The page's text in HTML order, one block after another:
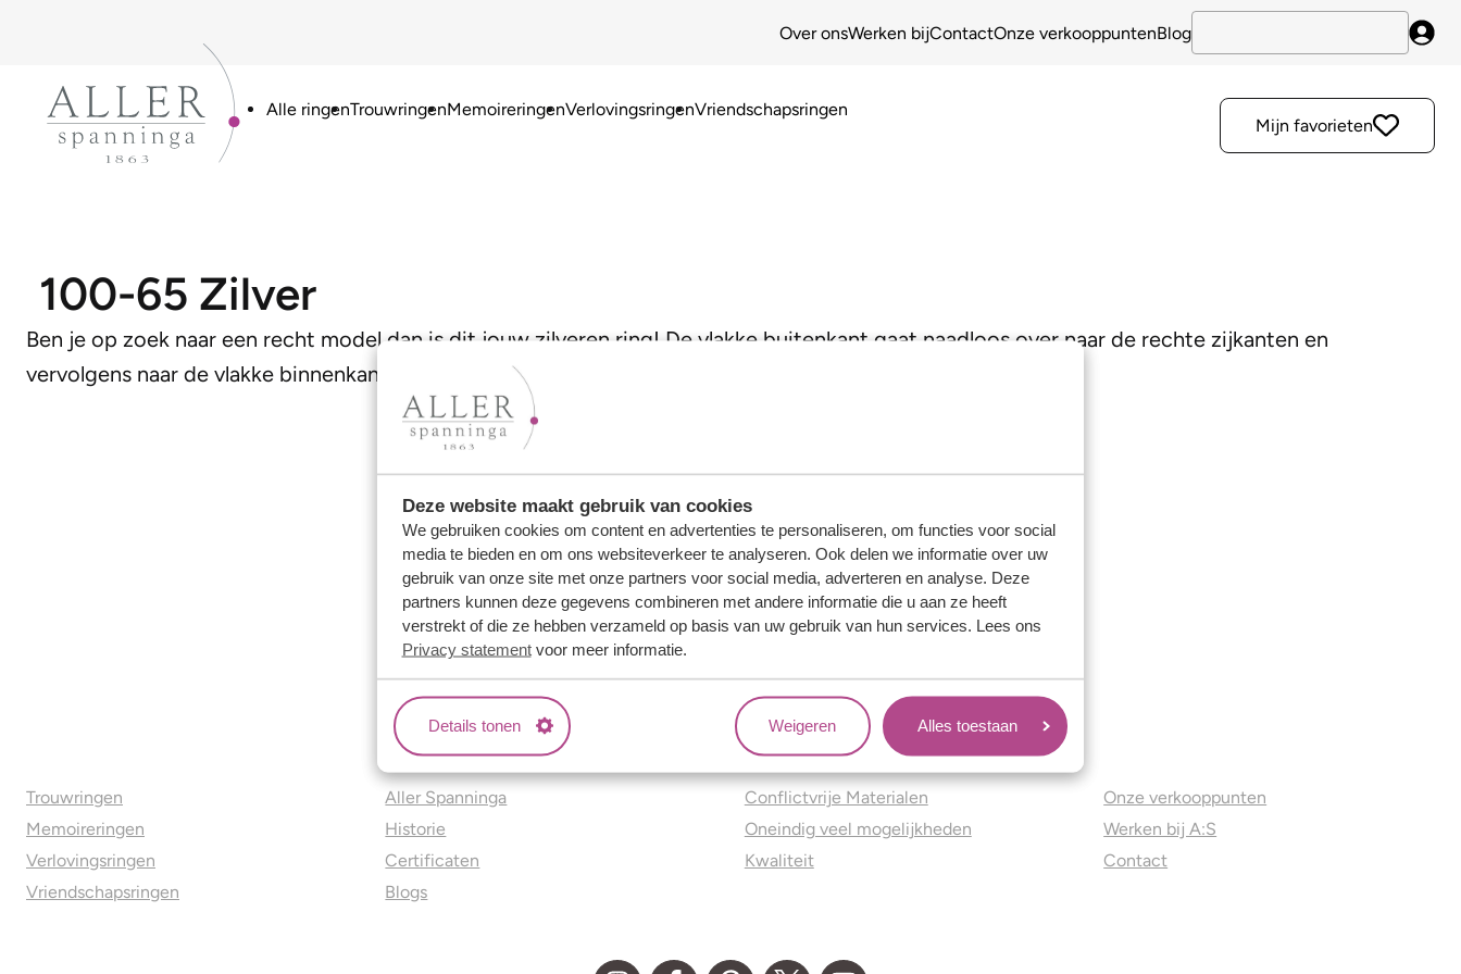
Deze website maakt gebruik van cookies
We gebruiken cookies om content en advertenties te personaliseren, om functies voor social
media te bieden en om ons websiteverkeer te analyseren. Ook delen we informatie over uw
gebruik van onze site met onze partners voor social media, adverteren en analyse. Deze
partners kunnen deze gegevens combineren met andere informatie die u aan ze heeft
verstrekt of die ze hebben verzameld op basis van uw gebruik van hun services. Lees ons
Privacy statementvoor meer informatie.
Details tonen Weigeren Alles toestaan
Over onsWerken bijContactOnze verkooppuntenBlog
Alle ringenTrouwringenMemoireringenVerlovingsringenVriendschapsringen
Mijn favorieten
100-65 Zilver
Ben je op zoek naar een recht model dan is dit jouw zilveren ring! De vlakke buitenkant gaat naadloos over naar de rechte zijkanten en
vervolgens naar de vlakke binnenkant. Deze combinatie zorgt voor een heel moderne look!
Trouwringen
Memoireringen
Verlovingsringen
Vriendschapsringen
Over ons
Aller Spanninga
Historie
Certificaten
Blogs
Jouw voordelen
Conflictvrije Materialen
Oneindig veel mogelijkheden
Kwaliteit
Onze verkooppunten
Werken bij A:S
Contact